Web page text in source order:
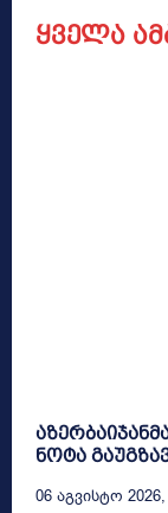
ყველა
ნოტა
06 Აგვისტო 2026,